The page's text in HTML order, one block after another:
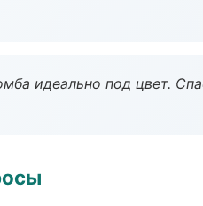
идеально под цвет.